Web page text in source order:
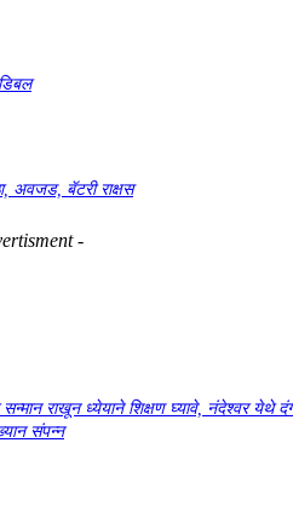
अवजड, बॅटरी राक्षस
-
सन्मान राखून ध्येयाने शिक्षण घ्यावे, नंदेश्वर येथे
संपन्न